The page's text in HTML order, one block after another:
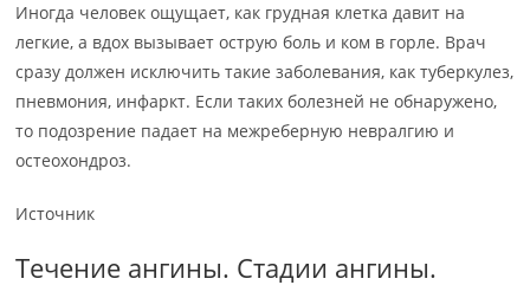
Иногда человек ощущает, как грудная клетка давит на
легкие, а вдох вызывает острую боль и ком в горле. Врач
сразу должен исключить такие заболевания, как туберкулез,
пневмония, инфаркт. Если таких болезней не обнаружено,
то подозрение падает на межреберную невралгию и
остеохондроз.
Источник
Течение ангины. Стадии ангины.